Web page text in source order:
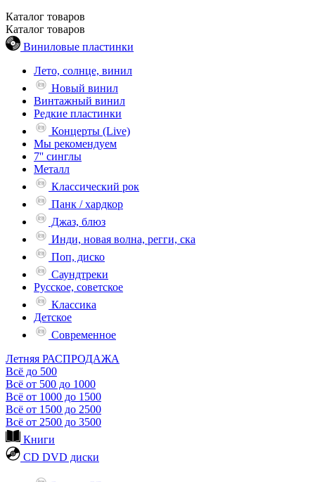
Каталог товаров
Каталог товаров
Виниловые пластинки
Лето, солнце, винил
Новый винил
Винтажный винил
Редкие пластинки
Концерты (Live)
Мы рекомендуем
7'' синглы
Металл
Классический рок
Панк / хардкор
Джаз, блюз
Инди, новая волна, регги, ска
Поп, диско
Саундтреки
Русское, советское
Классика
Детское
Современное
Летняя РАСПРОДАЖА
Всё до 500
Всё от 500 до 1000
Всё от 1000 до 1500
Всё от 1500 до 2500
Всё от 2500 до 3500
Книги
CD DVD диски